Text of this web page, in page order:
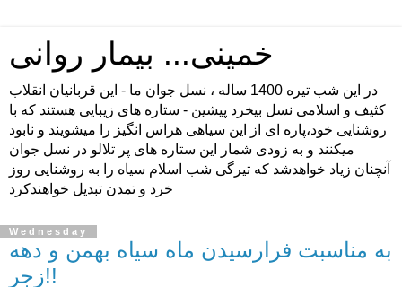
خمینی... بیمار روانی
در اين شب تيره 1400 ساله ، نسل جوان ما - اين قربانيان انقلاب
كثيف و اسلامی نسل بيخرد پيشين - ستاره های زيبايی هستند كه با
روشنايی خود،پاره ای از اين سياهی هراس انگيز را ميشويند و نابود
ميكنند و به زودی شمار اين ستاره های پر تلالو در نسل جوان
آنچنان زياد خواهدشد كه تيرگی شب اسلام سياه را به روشنايی روز
خرد و تمدن تبديل خواهندكرد
Wednesday
به مناسبت فرارسیدن ماه سیاه بهمن و دهه
زجر!!